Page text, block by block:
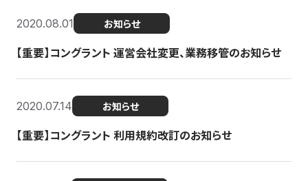
2020.08.01 お知らせ
【重要】コングラント 運営会社変更、業務移管のお知らせ
2020.07.14 お知らせ
【重要】コングラント 利用規約改訂のお知らせ